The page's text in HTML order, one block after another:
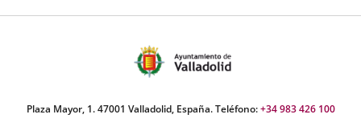
Plaza Mayor, 1. 47001 Valladolid, España. Teléfono:+34 983 426 100